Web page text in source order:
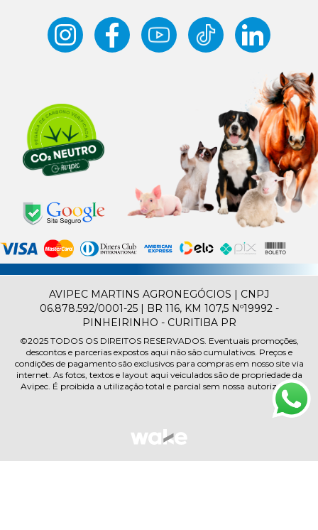
AVIPEC MARTINS AGRONEGÓCIOS | CNPJ
06.878.592/0001-25 | BR 116, KM 107,5 Nº19992 -
PINHEIRINHO - CURITIBA PR
©2025 TODOS OS DIREITOS RESERVADOS. Eventuais promoções,
descontos e parcerias expostos aqui não são cumulativos. Preços e
condições de pagamento são exclusivos para compras em nosso site via
internet. As fotos, textos e layout aqui veiculados são de propriedade da
Avipec. É proibida a utilização total e parcial sem nossa autorização.